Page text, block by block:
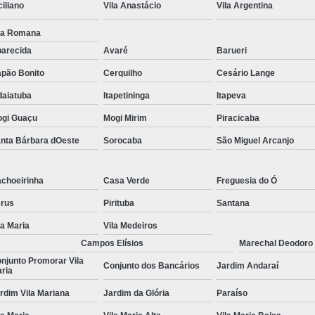
Tratamentos para
Tratamento contra
Tratamento para Insônia Crônica
Tratamento para Insônia em
Tratamento para Insônia Idoso
Tratamento para Insônia São
Tratamento Alternativo para
Tratamento de
Tratamento para Bipolaridade
Tratamento para Pessoa
Tratamento para
Vila Anastácio Vila Argentina
Romana
Avaré Barueri
Bonito Cerquilho Cesário Lange
Itapetininga Itapeva
Guaçu Mogi Mirim Piracicaba
Bárbara dOeste Sorocaba São Miguel Arcanjo
Casa Verde Freguesia do Ó
Pirituba Santana
Maria
Vila Medeiros
Campos Elísios Marechal Deodoro
Promorar Vila
Conjunto dos Bancários Jardim Andaraí
Vila Mariana Jardim da Glória Paraíso